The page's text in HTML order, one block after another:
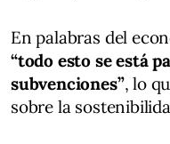
En palabras del
“todo esto se está
subvenciones”, lo
sobre la